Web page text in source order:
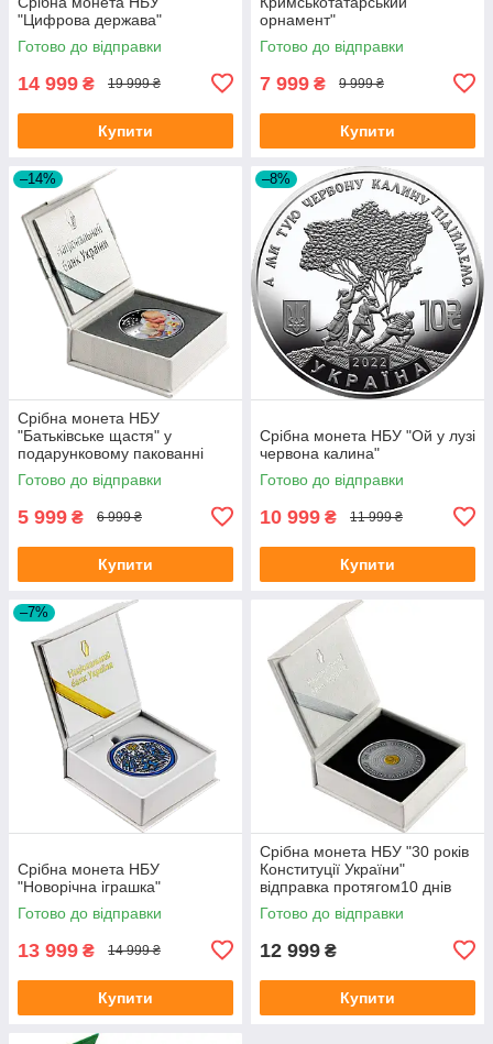
"Цифрова держава"
Готово до відправки
14 999 ₴ 19 999 ₴
Купити
орнамент"
Готово до відправки
7 999 ₴ 9 999 ₴
Купити
–14%
Срібна монета НБУ
"Батьківське щастя" у
подарунковому пакованні
Готово до відправки
5 999 ₴ 6 999 ₴
Купити
–8%
Срібна монета НБУ "Ой у лузі
червона калина"
Готово до відправки
10 999 ₴ 11 999 ₴
Купити
–7%
Срібна монета НБУ
"Новорічна іграшка"
Готово до відправки
13 999 ₴ 14 999 ₴
Купити
Срібна монета НБУ "30 років
Конституції України"
відправка протягом10 днів
Готово до відправки
12 999 ₴
Купити